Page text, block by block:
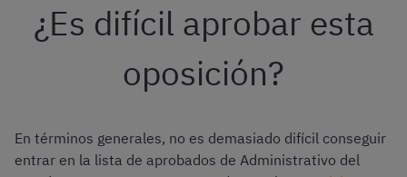
¿Es difícil aprobar esta
oposición?
En términos generales, no es demasiado difícil conseguir
entrar en la lista de aprobados de Administrativo del